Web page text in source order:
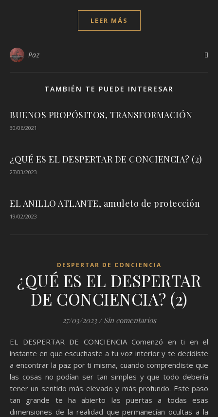
LEER MÁS
Paz
TAMBIÉN TE PUEDE INTERESAR
BUENOS PROPÓSITOS, TRANSFORMACIÓN
30/06/2021
¿QUÉ ES EL DESPERTAR DE CONCIENCIA? (2)
27/03/2023
EL ANILLO ATLANTE, amuleto de protección
19/02/2023
DESPERTAR DE CONCIENCIA
¿QUÉ ES EL DESPERTAR
DE CONCIENCIA? (2)
27/03/2023 / Sin comentarios
EL DESPERTAR DE CONCIENCIA Comenzó en ti en el
instante en que escuchaste a tu voz interior y te decidiste
a encontrar la paz por ti misma, cuando comprendiste que
las cosas no podían ser tan simples y que todo debería
tener un sentido más elevado y más profundo. Este paso
tan grande te ha abierto las puertas a todas esas
dimensiones de la realidad que permanecían ocultas a la